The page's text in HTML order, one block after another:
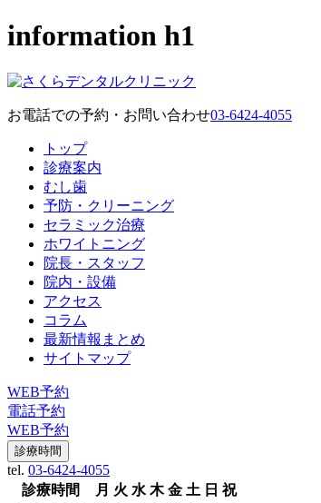
information h1
お電話での予約・お問い合わせ03-6424-4055
トップ
診療案内
むし歯
予防・クリーニング
セラミック治療
ホワイトニング
院長・スタッフ
院内・設備
アクセス
コラム
最新情報まとめ
サイトマップ
WEB予約
電話予約
WEB予約
診療時間
tel. 03-6424-4055
診療時間
月 火 水 木 金 土 日 祝